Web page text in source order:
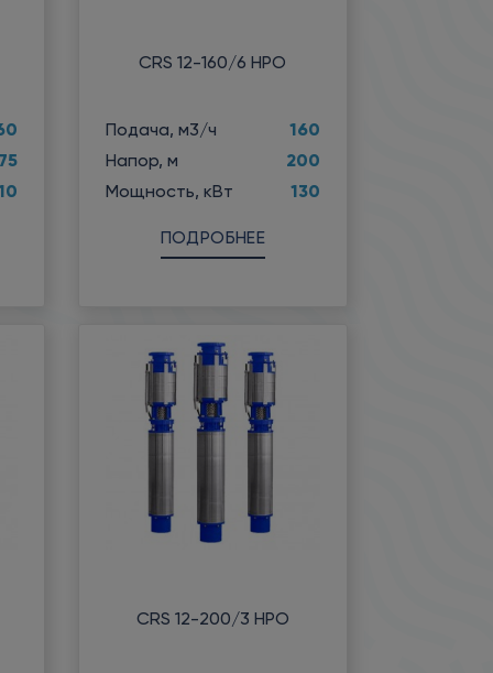
CRS 12-160/6 НРО
Подача, м3/ч
160
Напор, м
200
Мощность, кВт
130
ПОДРОБНЕЕ
CRS 12-200/3 НРО